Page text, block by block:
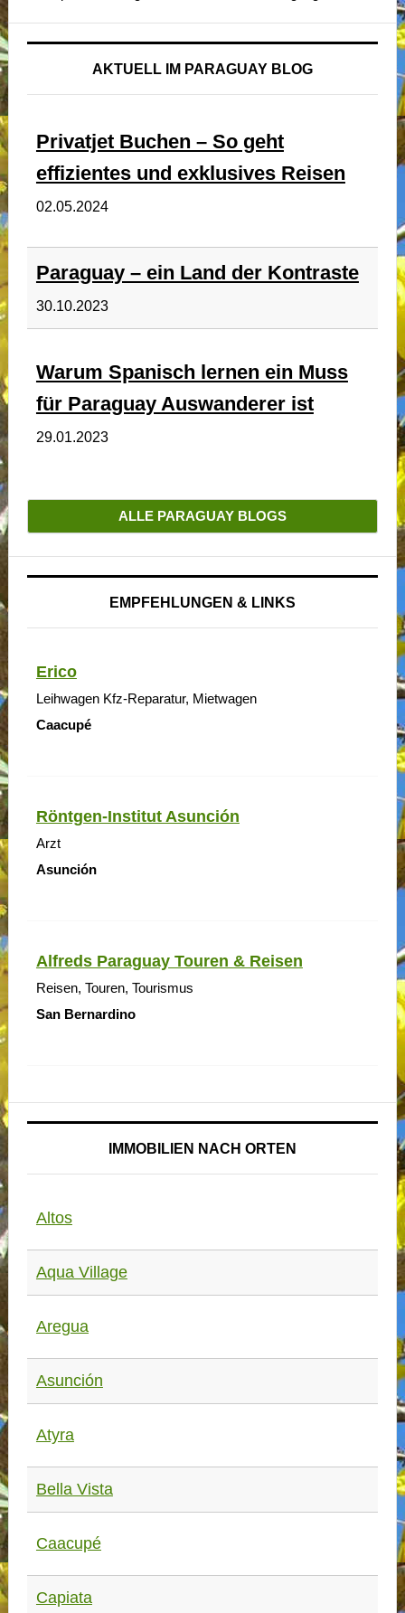
AKTUELL IM PARAGUAY BLOG
Privatjet Buchen – So geht
effizientes und exklusives Reisen
02.05.2024
Paraguay – ein Land der Kontraste
30.10.2023
Warum Spanisch lernen ein Muss
für Paraguay Auswanderer ist
29.01.2023
ALLE PARAGUAY BLOGS
EMPFEHLUNGEN & LINKS
Erico
Leihwagen Kfz-Reparatur, Mietwagen
Caacupé
Röntgen-Institut Asunción
Arzt
Asunción
Alfreds Paraguay Touren & Reisen
Reisen, Touren, Tourismus
San Bernardino
IMMOBILIEN NACH ORTEN
Altos
Aqua Village
Aregua
Asunción
Atyra
Bella Vista
Caacupé
Capiata